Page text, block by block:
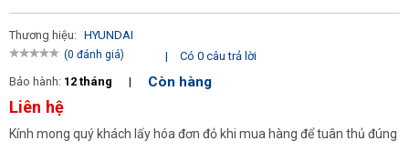
Thương hiệu: HYUNDAI
(0 đánh giá) |
Có 0 câu trả lời
Bảo hành: 12 tháng | Còn hàng
Liên hệ
Kính mong quý khách lấy hóa đơn đỏ khi mua hàng để tuân thủ đúng